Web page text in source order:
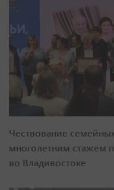
Чествование
многолетним стажем
во Владивостоке